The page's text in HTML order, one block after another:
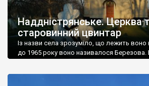
Наддністрянське. Церква
старовинний цвинтар
Із назви села зрозуміло, що лежить
до 1965 року воно називалося Березова.
Наддністрянське відрізняється від